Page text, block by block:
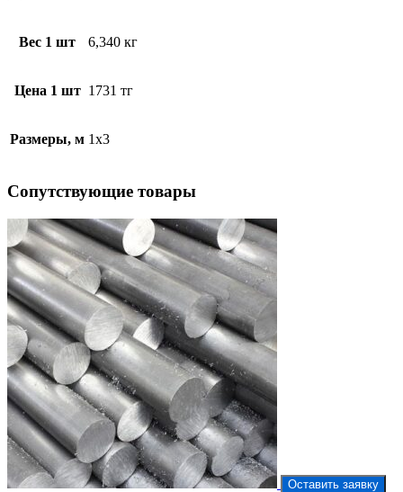
Вес 1 шт 6,340 кг
Цена 1 шт 1731 тг
Размеры, м 1х3
Cопутствующие товары
Оставить заявку